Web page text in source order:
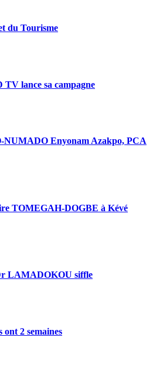
du Tourisme
lance sa campagne
Enyonam Azakpo, PCA
TOMEGAH-DOGBE à Kévé
LAMADOKOU siffle
2 semaines